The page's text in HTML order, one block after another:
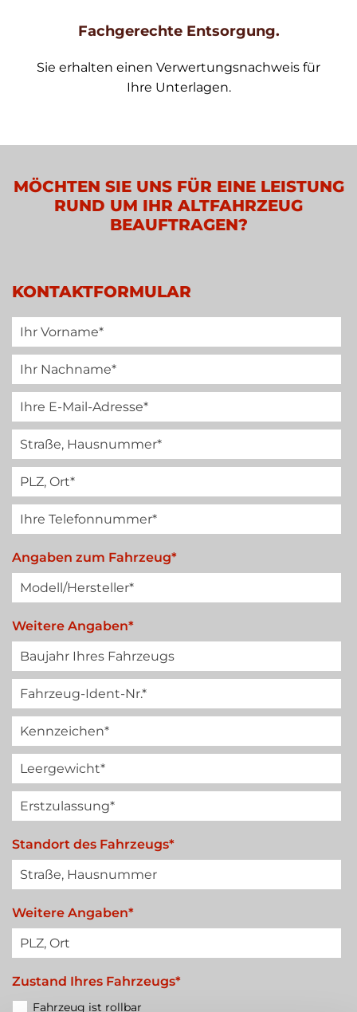
Fachgerechte Entsorgung.
Sie erhalten einen Verwertungsnachweis für
Ihre Unterlagen.
MÖCHTEN SIE UNS FÜR EINE LEISTUNG
RUND UM IHR ALTFAHRZEUG
BEAUFTRAGEN?
KONTAKTFORMULAR
Angaben zum Fahrzeug*
Weitere Angaben*
Standort des Fahrzeugs*
Weitere Angaben*
Zustand Ihres Fahrzeugs*
Fahrzeug ist rollbar